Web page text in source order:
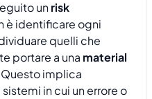
unrisk
è identificare ogni
quelli che
portare a una material
implica
in cui un errore o